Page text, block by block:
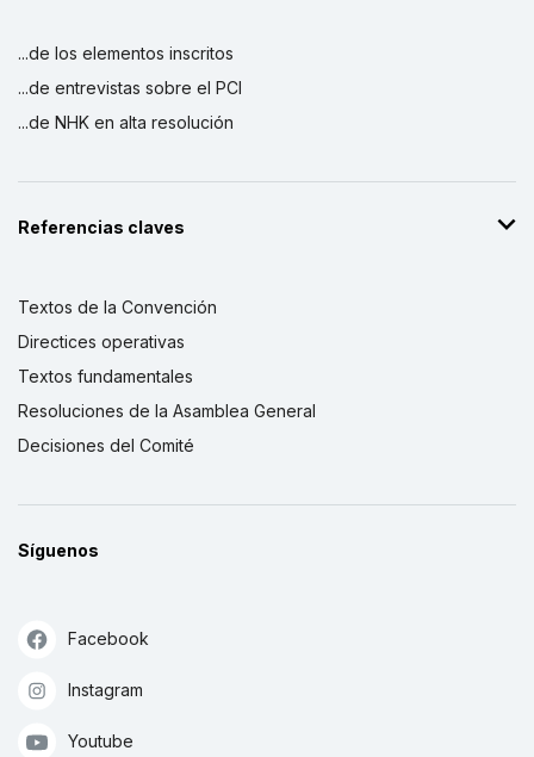
...de los elementos inscritos
...de entrevistas sobre el PCI
...de NHK en alta resolución
Referencias claves
Textos de la Convención
Directices operativas
Textos fundamentales
Resoluciones de la Asamblea General
Decisiones del Comité
Síguenos
Facebook
Instagram
Youtube